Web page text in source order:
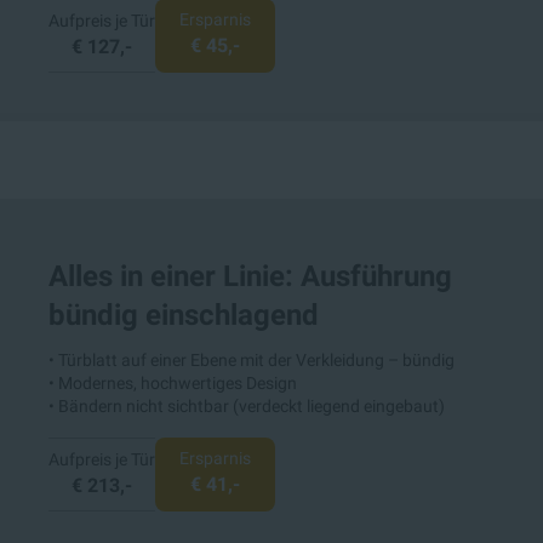
Ersparnis
€ 45,-
Ersparnis
€ 41,-